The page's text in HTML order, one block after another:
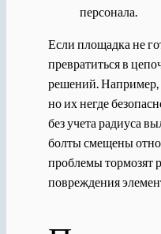
персонала.
Если площадка не
превратиться в
решений. Например,
но их негде
без учета радиуса
болты смещены
проблемы тормозят
повреждения